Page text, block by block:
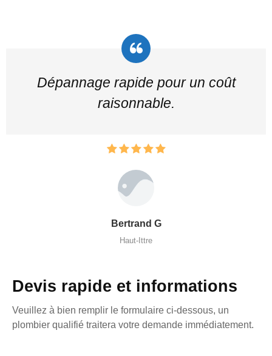
Dépannage rapide pour un coût
raisonnable.
Bertrand G
Haut-Ittre
Devis rapide et informations
Veuillez à bien remplir le formulaire ci-dessous, un
plombier qualifié traitera votre demande immédiatement.